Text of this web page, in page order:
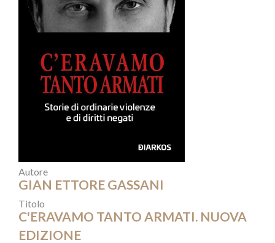
Autore
GIAN ETTORE GASSANI
Titolo
C'ERAVAMO TANTO ARMATI. NUOVA
EDIZIONE